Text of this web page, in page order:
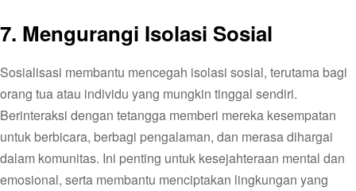
7. Mengurangi Isolasi Sosial
Sosialisasi membantu mencegah isolasi sosial, terutama bagi
orang tua atau individu yang mungkin tinggal sendiri.
Berinteraksi dengan tetangga memberi mereka kesempatan
untuk berbicara, berbagi pengalaman, dan merasa dihargai
dalam komunitas. Ini penting untuk kesejahteraan mental dan
emosional, serta membantu menciptakan lingkungan yang